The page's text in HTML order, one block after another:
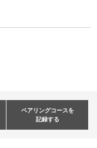
ペアリングコースを
記録する